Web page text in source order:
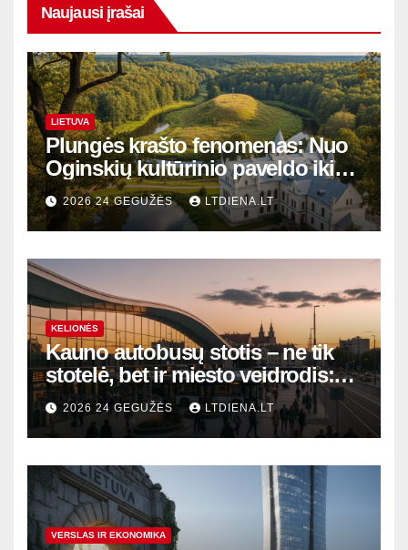
Naujausi įrašai
LIETUVA
Plungės krašto fenomenas: Nuo
Oginskių kultūrinio paveldo iki
Žemaitijos gamtos perlų
2026 24 GEGUŽĖS LTDIENA.LT
KELIONĖS
Kauno autobusų stotis – ne tik
stotelė, bet ir miesto veidrodis:
modernūs vartai į laikinąją
sostinę
2026 24 GEGUŽĖS LTDIENA.LT
VERSLAS IR EKONOMIKA